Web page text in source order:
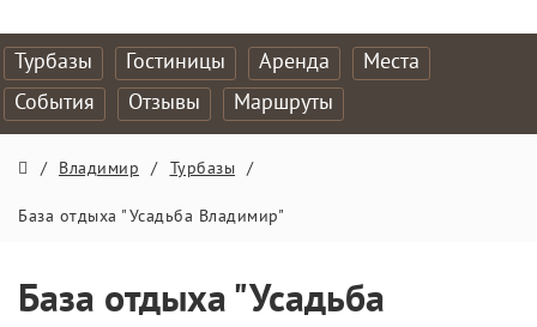
Турбазы Гостиницы Аренда
Места
События
Отзывы Маршруты
/ Владимир / Турбазы /
База отдыха "Усадьба Владимир"
База отдыха "Усадьба